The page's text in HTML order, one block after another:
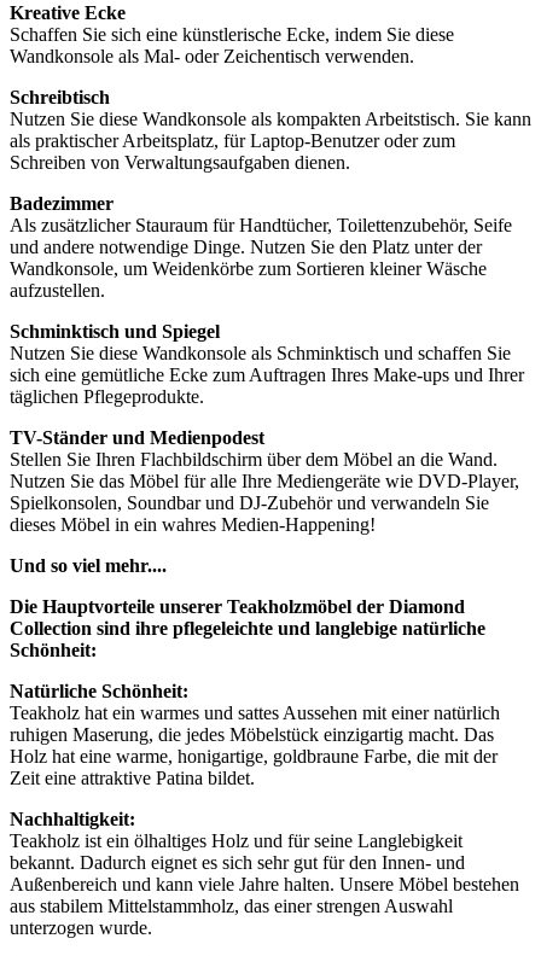
Kreative Ecke
Schaffen Sie sich eine künstlerische Ecke, indem Sie diese
Wandkonsole als Mal- oder Zeichentisch verwenden.
Schreibtisch
Nutzen Sie diese Wandkonsole als kompakten Arbeitstisch. Sie kann
als praktischer Arbeitsplatz, für Laptop-Benutzer oder zum
Schreiben von Verwaltungsaufgaben dienen.
Badezimmer
Als zusätzlicher Stauraum für Handtücher, Toilettenzubehör, Seife
und andere notwendige Dinge. Nutzen Sie den Platz unter der
Wandkonsole, um Weidenkörbe zum Sortieren kleiner Wäsche
aufzustellen.
Schminktisch und Spiegel
Nutzen Sie diese Wandkonsole als Schminktisch und schaffen Sie
sich eine gemütliche Ecke zum Auftragen Ihres Make-ups und Ihrer
täglichen Pflegeprodukte.
TV-Ständer und Medienpodest
Stellen Sie Ihren Flachbildschirm über dem Möbel an die Wand.
Nutzen Sie das Möbel für alle Ihre Mediengeräte wie DVD-Player,
Spielkonsolen, Soundbar und DJ-Zubehör und verwandeln Sie
dieses Möbel in ein wahres Medien-Happening!
Und so viel mehr....
Die Hauptvorteile unserer Teakholzmöbel der Diamond
Collection sind ihre pflegeleichte und langlebige natürliche
Schönheit:
Natürliche Schönheit:
Teakholz hat ein warmes und sattes Aussehen mit einer natürlich
ruhigen Maserung, die jedes Möbelstück einzigartig macht. Das
Holz hat eine warme, honigartige, goldbraune Farbe, die mit der
Zeit eine attraktive Patina bildet.
Nachhaltigkeit:
Teakholz ist ein ölhaltiges Holz und für seine Langlebigkeit
bekannt. Dadurch eignet es sich sehr gut für den Innen- und
Außenbereich und kann viele Jahre halten. Unsere Möbel bestehen
aus stabilem Mittelstammholz, das einer strengen Auswahl
unterzogen wurde.